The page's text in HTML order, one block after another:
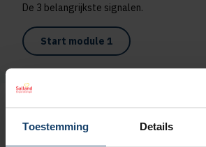
Toestemming Details
De 3 belangrijkste signalen.
Start module 1
Module 2 - Hoe ben je
gesprekspartner?